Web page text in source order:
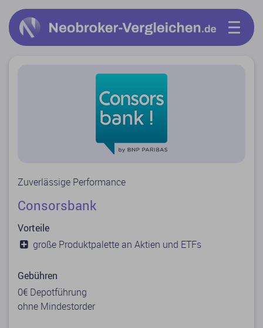
Zuverlässige Performance
Consorsbank
Vorteile
große Produktpalette an Aktien und ETFs
Gebühren
0€ Depotführung
ohne Mindestorder